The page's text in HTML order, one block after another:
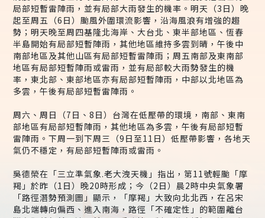
局部短暫雷陣雨，並有局部大雨發生的機率。明天（3日）晚
起至周五（6日）颱風外圍環流影響，沿海風浪有增強的趨
勢；明天晚至周四基隆北海岸、大台北、東半部地區、恆春
半島開始有局部短暫陣雨，其他地區維持多雲到晴，午後中
南部地區及其他山區有局部短暫雷陣雨；周五南部及東南部
地區有局部短暫陣雨或雷雨，並有局部較大雨勢發生的機
率，東北部、東部地區亦有局部短暫陣雨，中部以北地區為
多雲，午後有局部短暫雷陣雨。
周六、周日（7日、8日）台灣在低壓帶的環境，南部、東南
部地區有局部短暫陣雨，其他地區為多雲，午後有局部短暫
雷陣雨。下周一到下周三（9日至11日）低壓帶影響，各地天
氣仍不穩定，有局部短暫陣雨或雷雨。
吳德榮在「三立準氣象.老大洩天機」指出，第11號輕颱「摩
羯」於昨（1日）晚20時形成；今（2日）晨2時中央氣象署
「路徑潛勢預測圖」顯示，「摩羯」大致向北北西，在呂宋
島北端轉向偏西、進入南海，路徑「不確定性」的範圍離台